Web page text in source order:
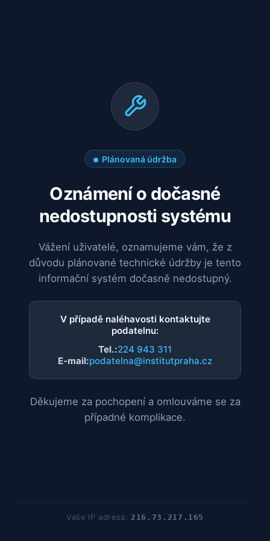
Plánovaná údržba
Oznámení o dočasné
nedostupnosti systému
Vážení uživatelé, oznamujeme vám, že z
důvodu plánované technické údržby je tento
informační systém dočasně nedostupný.
V případě naléhavosti kontaktujte
podatelnu:
Tel.:224 943 311
E-mail:podatelna@institutpraha.cz
Děkujeme za pochopení a omlouváme se za
případné komplikace.
Vaše IP adresa:216.73.217.165